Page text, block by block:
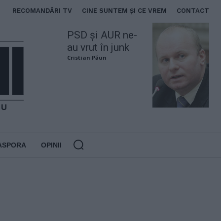
RECOMANDĂRI TV CINE SUNTEM ȘI CE VREM CONTACT
PSD și AUR ne-
au vrut în junk
Cristian Păun
OPINII